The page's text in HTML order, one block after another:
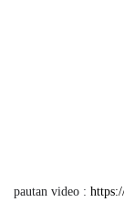
pautan video :